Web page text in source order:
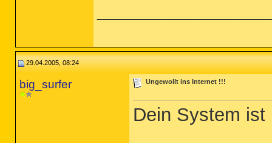
29.04.2005, 08:24
big_surfer Ungewollt ins Internet !!!
Dein System